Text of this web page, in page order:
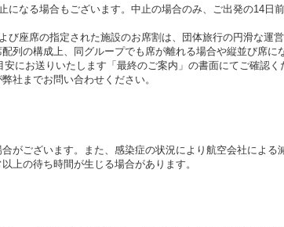
になる場合もございます。中止の場合のみ、ご出発の14日
び座席の指定された施設のお席割は、団体旅行の円滑な運
列の構成上、同グループでも席が離れる場合や縦並び席に
にお送りいたします「最終のご案内」の書面にてご確認
社までお問い合わせください。
がございます。また、感染症の状況により航空会社による
上の待ち時間が生じる場合があります。